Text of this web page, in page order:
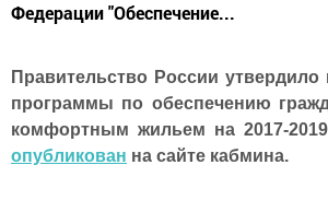
Федерации "Обеспечение...
Правительство России утвердило
программы по обеспечению
комфортным жильем на 2017-
опубликован на сайте кабмина.